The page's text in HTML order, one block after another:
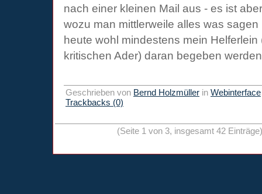
nach einer kleinen Mail aus - es ist
wozu man mittlerweile alles was
heute wohl mindestens mein Helferlein
kritischen Ader) daran begeben
Geschrieben von Bernd Holzmüller in Webinterface
Trackbacks (0)
(Seite 1 von 3, insgesamt 42